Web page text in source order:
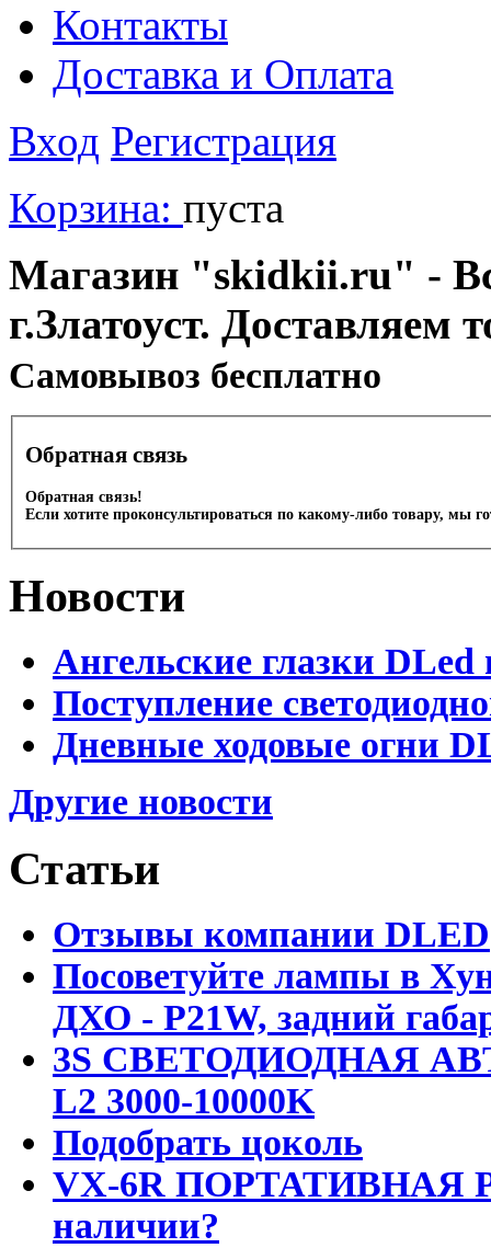
Контакты
Доставка и Оплата
Вход Регистрация
Корзина: пуста
Магазин "skidkii.ru" -
г.Златоуст.
Cамовывоз бесплатно
Обратная связь
Обратная связь!
Если хотите проконсультироваться по какому-либо товару, мы
Новости
Ангельские глазки DLed
Поступление
Дневные ходовые огни
Другие новости
Статьи
Отзывы компании DLED
Посоветуйте лампы в
ДХО - P21W, задний
3S СВЕТОДИОДНАЯ
L2 3000-10000K
Подобрать цоколь
VX-6R ПОРТАТИВНАЯ
наличии?